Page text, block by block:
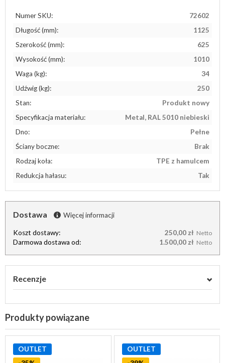
Numer SKU:
72602
Długość (mm):
1125
Szerokość (mm):
625
Wysokość (mm):
1010
Waga (kg):
34
Udźwig (kg):
250
Stan:
Produkt nowy
Specyfikacja materiału:
Metal, RAL 5010 niebieski
Dno:
Pełne
Ściany boczne:
Brak
Rodzaj koła:
TPE z hamulcem
Redukcja hałasu:
Tak
Dostawa Więcej informacji
Koszt dostawy: 250,00 zł Netto
Darmowa dostawa od: 1.500,00 zł Netto
Recenzje
Produkty powiązane
OUTLET
OUTLET